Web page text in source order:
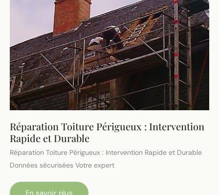
Réparation Toiture Périgueux : Intervention
Rapide et Durable
Réparation Toiture Périgueux : Intervention Rapide et Durable
Données sécurisées Votre expert
Réparation